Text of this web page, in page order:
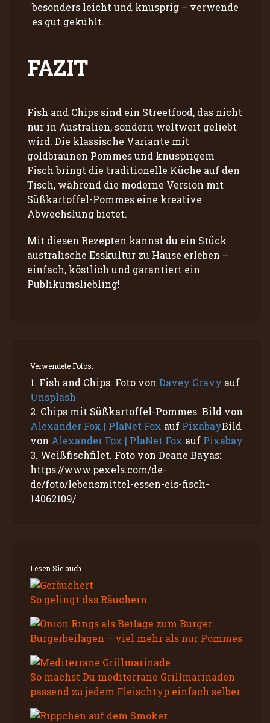
besonders leicht und knusprig – verwende
es gut gekühlt.
FAZIT
Fish and Chips sind ein Streetfood, das nicht
nur in Australien, sondern weltweit geliebt
wird. Die klassische Variante mit
goldbraunen Pommes und knusprigem
Fisch bringt die traditionelle Küche auf den
Tisch, während die moderne Version mit
Süßkartoffel-Pommes eine kreative
Abwechslung bietet.
Mit diesen Rezepten kannst du ein Stück
australische Esskultur zu Hause erleben –
einfach, köstlich und garantiert ein
Publikumsliebling!
Verwendete Fotos:
1. Fish and Chips. Foto von Davey Gravy auf
Unsplash
2. Chips mit Süßkartoffel-Pommes. Bild von
Alexander Fox | PlaNet Fox auf PixabayBild
von Alexander Fox | PlaNet Fox auf Pixabay
3. Weißfischfilet. Foto von Deane Bayas:
https://www.pexels.com/de-
de/foto/lebensmittel-essen-eis-fisch-
14062109/
Lesen Sie auch
So gelingt das Räuchern
Burgerbeilagen – viel mehr als nur Pommes
So machst Du mediterrane Grillmarinaden
passend zu jedem Fleischtyp einfach selber